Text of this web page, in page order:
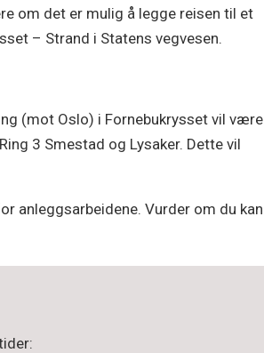
om det er mulig å legge reisen til et
– Strand i Statens vegvesen.
(mot Oslo) i Fornebukrysset vil være
3 Smestad og Lysaker. Dette vil
anleggsarbeidene. Vurder om du kan